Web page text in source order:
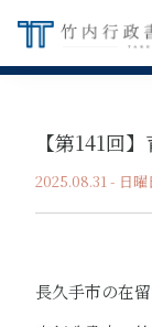
【第141回
2025.08.31 - 日曜
長久手市の在